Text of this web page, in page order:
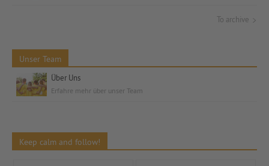
To archive
Unser Team
Über Uns
Erfahre mehr über unser Team
Keep calm and follow!